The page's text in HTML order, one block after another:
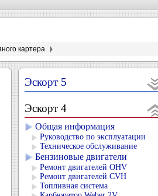
картера
Эскорт 5
Эскорт 4
Общая информация
Руководство по эксплуатации
Техническое обслуживание
Бензиновые двигатели
Ремонт двигателей OHV
Ремонт двигателей CVH
Топливная система